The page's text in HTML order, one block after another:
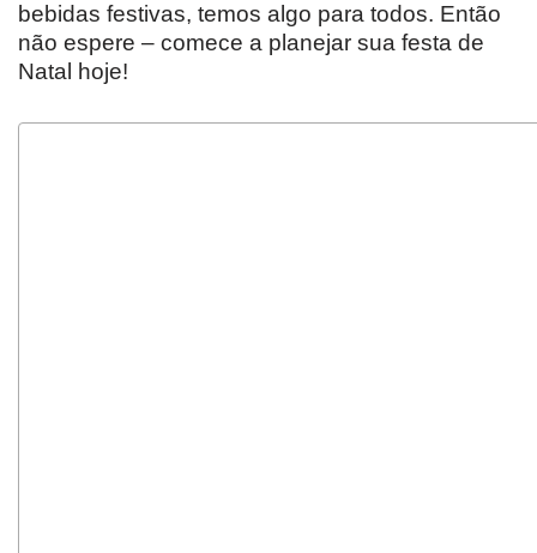
bebidas festivas, temos algo para todos. Então
não espere – comece a planejar sua festa de
Natal hoje!